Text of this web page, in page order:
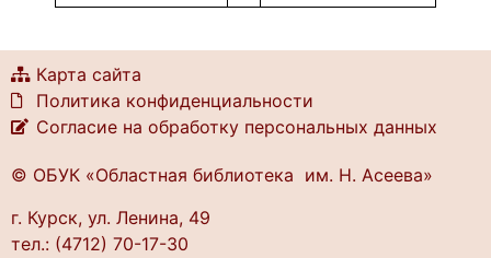
Карта сайта
Политика конфиденциальности
Согласие на обработку персональных данных
© ОБУК «Областная библиотека им. Н. Асеева»
г. Курск, ул. Ленина, 49
тел.: (4712) 70-17-30